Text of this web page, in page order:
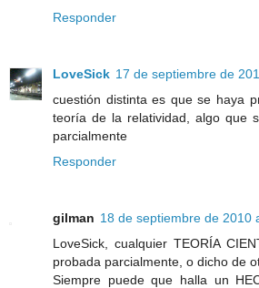
Responder
LoveSick 17 de septiembre de
cuestión distinta es que se haya
teoría de la relatividad, algo que
parcialmente
Responder
gilman 18 de septiembre de 2010
LoveSick, cualquier TEORÍA
probada parcialmente, o dicho de
Siempre puede que halla un